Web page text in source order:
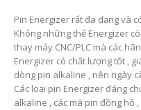
Pin Energizer rất đa dạng và
Không những thế Energizer
thay máy CNC/PLC mà các
Energizer có chất lượng tốt ,
dòng pin alkaline , nên ngày
Các loại pin Energizer đáng
alkaline , các mã pin đồng hồ